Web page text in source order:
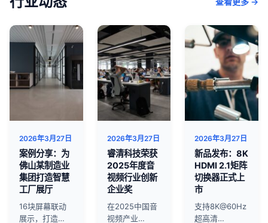
2026年3月27日
案例分享：为
佛山某制造业
集团打造智慧
工厂展厅
16块屏幕联动
展示，打造…
2026年3月27日
睿清科技荣获
2025年度音
视频行业创新
企业奖
在2025中国音
视频产业…
2026年3月27日
新品发布：8K
HDMI 2.1矩阵
切换器正式上
市
支持8K@60Hz
超高清…